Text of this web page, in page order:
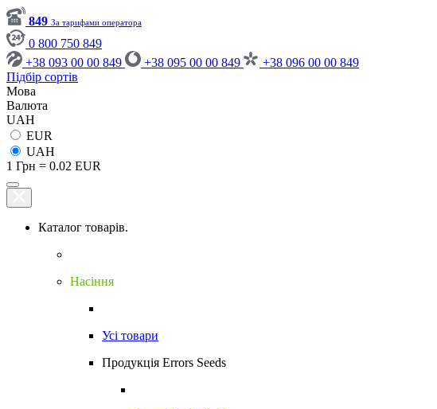
849 За тарифами оператора
0 800 750 849
+38 093 00 00 849
+38 095 00 00 849
+38 096 00 00 849
Підбір сортів
Мова
Валюта
UAH
EUR
UAH
1 Грн = 0.02 EUR
Каталог товарів.
Насіння
Усі товари
Продукція Errors Seeds